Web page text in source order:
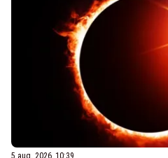
5 aug. 2026, 10:39